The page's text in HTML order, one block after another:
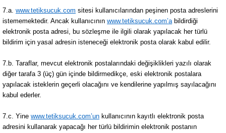
7.a. www.tetiksucuk.com sitesi kullanıcılarından peşinen posta adreslerini
istememektedir. Ancak kullanıcının www.tetiksucuk.com’abildirdiği
elektronik posta adresi, bu sözleşme ile ilgili olarak yapılacak her türlü
bildirim için yasal adresin isteneceği elektronik posta olarak kabul edilir.
7.b. Taraflar, mevcut elektronik postalarındaki değişiklikleri yazılı olarak
diğer tarafa 3 (üç) gün içinde bildirmedikçe, eski elektronik postalara
yapılacak isteklerin geçerli olacağını ve kendilerine yapılmış sayılacağını
kabul ederler.
7.c. Yine www.tetiksucuk.com’un kullanıcının kayıtlı elektronik posta
adresini kullanarak yapacağı her türlü bildirimin elektronik postanın